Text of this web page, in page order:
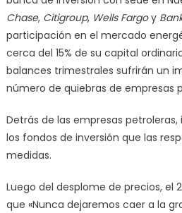
Chase, Citigroup, Wells Fargoy
participación en el mercado
cerca del 15% de su capital
balances trimestrales sufrirán un
número de quiebras de empresas
Detrás de las empresas
los fondos de inversión que las
medidas.
Luego del desplome de precios, el
que «Nunca dejaremos caer a la